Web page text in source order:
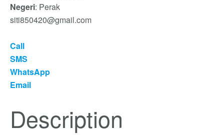
Negeri: Perak
siti850420@gmail.com
Call
SMS
WhatsApp
Email
Description